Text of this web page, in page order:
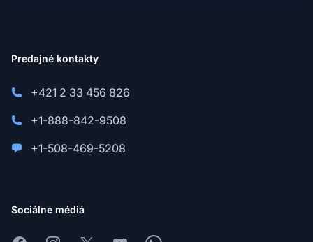
Predajné kontakty
+421 2 33 456 826
+1-888-842-9508
+1-508-469-5208
Sociálne médiá